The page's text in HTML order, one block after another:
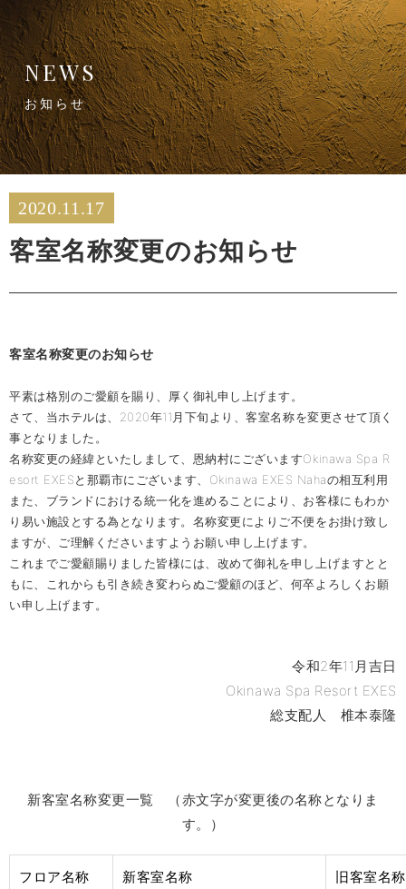
NEWS
お知らせ
2020.11.17
客室名称変更のお知らせ
客室名称変更のお知らせ
平素は格別のご愛顧を賜り、厚く御礼申し上げます。
さて、当ホテルは、2020年11月下旬より、客室名称を変更させて頂く
事となりました。
名称変更の経緯といたしまして、恩納村にございますOkinawa Spa R
esort EXESと那覇市にございます、Okinawa EXES Nahaの相互利用
また、ブランドにおける統一化を進めることにより、お客様にもわか
り易い施設とする為となります。名称変更によりご不便をお掛け致し
ますが、ご理解くださいますようお願い申し上げます。
これまでご愛顧賜りました皆様には、改めて御礼を申し上げますとと
もに、これからも引き続き変わらぬご愛顧のほど、何卒よろしくお願
い申し上げます。
令和2年11月吉日
Okinawa Spa Resort EXES
総支配人 椎本泰隆
新客室名称変更一覧 （赤文字が変更後の名称となりま
す。）
フロア名称 新客室名称 旧客室名称